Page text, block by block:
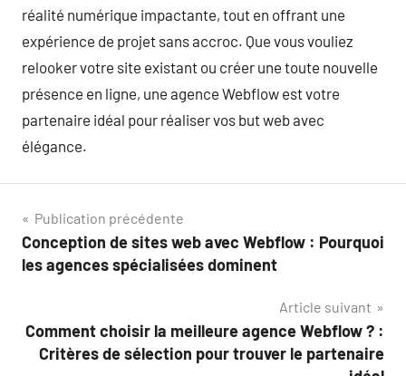
réalité numérique impactante, tout en offrant une
expérience de projet sans accroc. Que vous vouliez
relooker votre site existant ou créer une toute nouvelle
présence en ligne, une agence Webflow est votre
partenaire idéal pour réaliser vos but web avec
élégance.
Navigation
de
Publication précédente
Conception de sites web avec Webflow : Pourquoi
les agences spécialisées dominent
Article suivant
Comment choisir la meilleure agence Webflow ? :
Critères de sélection pour trouver le partenaire